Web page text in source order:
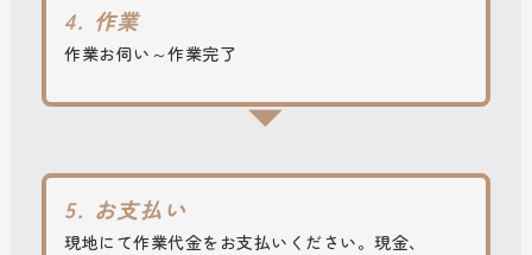
4. 作業
作業お伺い～作業完了
5. お支払い
現地にて作業代金をお支払いください。現金、